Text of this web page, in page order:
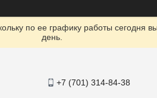
по ее графику работы сегодня
день.
+7 (701) 314-84-38